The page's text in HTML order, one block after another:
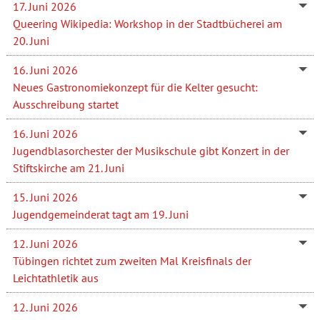
17. Juni 2026
Queering Wikipedia: Workshop in der Stadtbücherei am
20. Juni
16. Juni 2026
Neues Gastronomiekonzept für die Kelter gesucht:
Ausschreibung startet
16. Juni 2026
Jugendblasorchester der Musikschule gibt Konzert in der
Stiftskirche am 21. Juni
15. Juni 2026
Jugendgemeinderat tagt am 19. Juni
12. Juni 2026
Tübingen richtet zum zweiten Mal Kreisfinals der
Leichtathletik aus
12. Juni 2026